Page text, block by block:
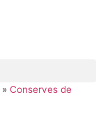
» Conserves de